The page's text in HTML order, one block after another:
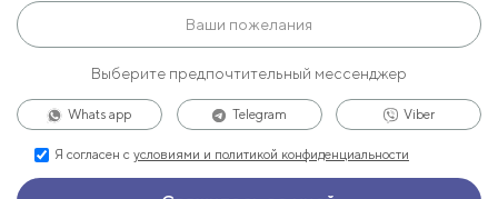
Выберите предпочтительный мессенджер
Whats app Telegram Viber
Я согласен с условиями и политикой конфиденциальности